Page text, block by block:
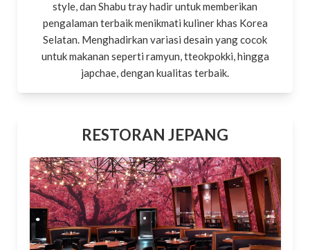
style, dan Shabu tray hadir untuk memberikan
pengalaman terbaik menikmati kuliner khas Korea
Selatan. Menghadirkan variasi desain yang cocok
untuk makanan seperti ramyun, tteokpokki, hingga
japchae, dengan kualitas terbaik.
RESTORAN JEPANG